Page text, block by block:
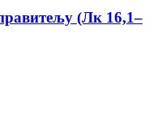
(Лк 16,1–